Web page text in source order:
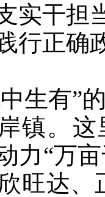
实干担
行正确
生有”
镇。
力“万
旺达、